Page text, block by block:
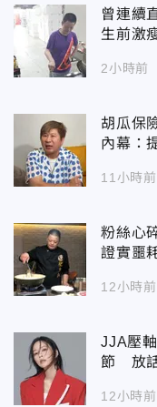
曾連續
生前激
2小時前
胡瓜保
內幕：
11小時前
粉絲心
證實噩
12小時前
JJA壓
節 放話
12小時前